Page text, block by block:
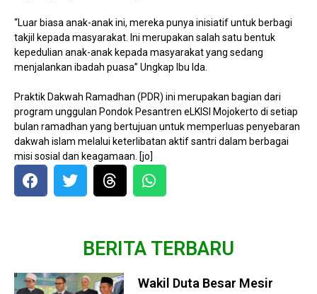
“Luar biasa anak-anak ini, mereka punya inisiatif untuk berbagi
takjil kepada masyarakat. Ini merupakan salah satu bentuk
kepedulian anak-anak kepada masyarakat yang sedang
menjalankan ibadah puasa” Ungkap Ibu Ida.
Praktik Dakwah Ramadhan (PDR) ini merupakan bagian dari
program unggulan Pondok Pesantren eLKISI Mojokerto di setiap
bulan ramadhan yang bertujuan untuk memperluas penyebaran
dakwah islam melalui keterlibatan aktif santri dalam berbagai
misi sosial dan keagamaan. [jo]
BERITA TERBARU
Wakil Duta Besar Mesir